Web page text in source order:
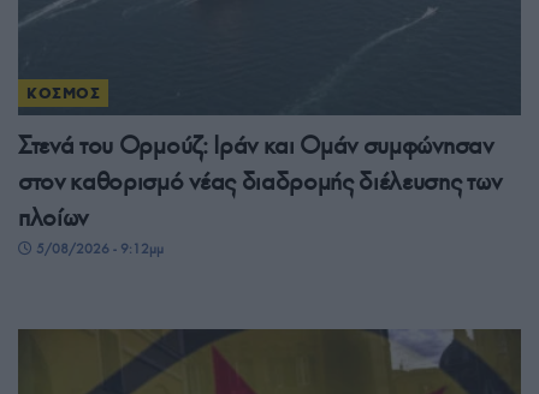
ΚΟΣΜΟΣ
Στενά του Ορμούζ: Ιράν και Ομάν συμφώνησαν
στον καθορισμό νέας διαδρομής διέλευσης των
πλοίων
5/08/2026 - 9:12μμ